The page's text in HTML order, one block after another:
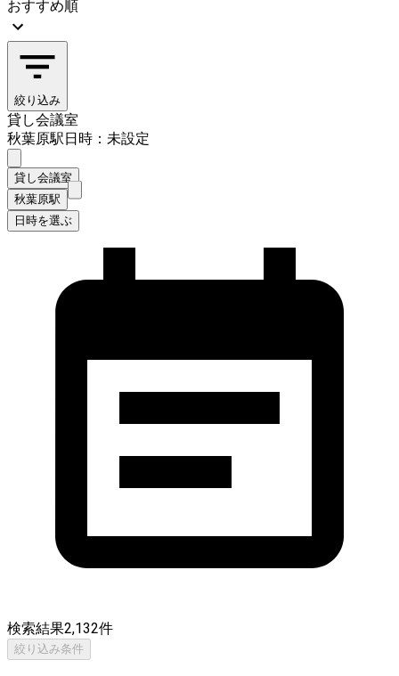
おすすめ順
絞り込み
貸し会議室
秋葉原駅日時：未設定
貸し会議室
秋葉原駅
日時を選ぶ
検索結果2,132件
絞り込み条件